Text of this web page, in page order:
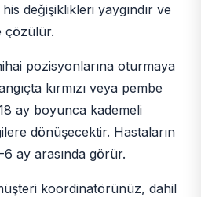
değişiklikleri yaygındır ve
çözülür.
pozisyonlarına oturmaya
kırmızı veya pembe
ay boyunca kademeli
dönüşecektir. Hastaların
ay arasında görür.
koordinatörünüz, dahil